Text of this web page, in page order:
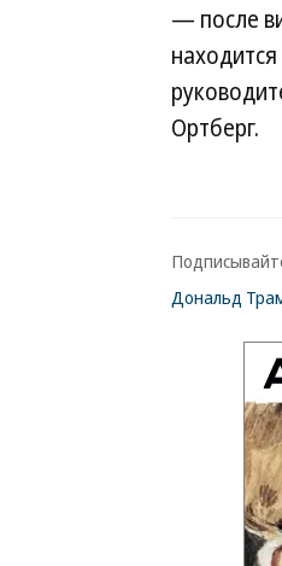
— после
Ортберг.
Дональд